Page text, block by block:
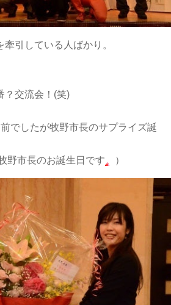
引している人ばかり。
？交流会！(笑)
でしたが牧野市長のサプライズ誕
野市長のお誕生日です
）